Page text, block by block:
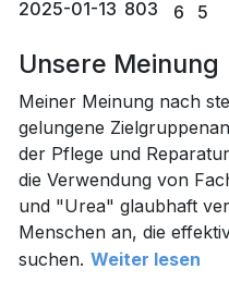
2025-01-13 803
6 5
Unsere Meinung
Meiner Meinung nach
gelungene
der Pflege und
die Verwendung von
und "Urea" glaubhaft
Menschen an, die
suchen. Weiter lesen